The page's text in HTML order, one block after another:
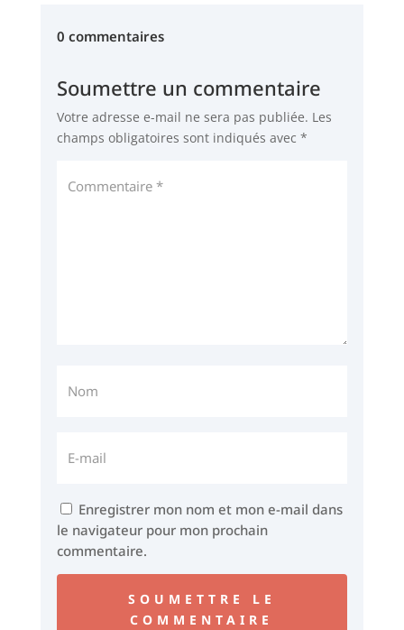
0 commentaires
Soumettre un commentaire
Votre adresse e-mail ne sera pas publiée. Les
champs obligatoires sont indiqués avec *
Enregistrer mon nom et mon e-mail dans
le navigateur pour mon prochain
commentaire.
SOUMETTRE LE
COMMENTAIRE